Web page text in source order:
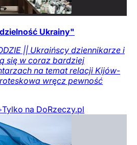
Ukrainy"
|| Ukraińscy dziennikarze i
się w coraz bardziej
na temat relacji Kijów-
wręcz pewność
Tylko na DoRzeczy.pl